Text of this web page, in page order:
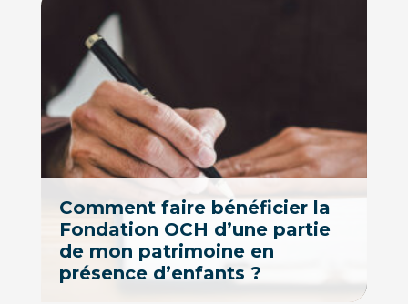
Comment faire bénéficier la
Fondation OCH d’une partie
de mon patrimoine en
présence d’enfants ?